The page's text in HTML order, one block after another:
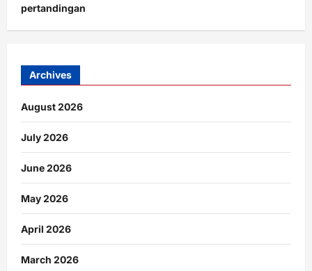
pertandingan
Archives
August 2026
July 2026
June 2026
May 2026
April 2026
March 2026